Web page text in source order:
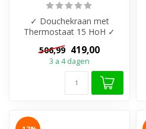
✓ Douchekraan met
Thermostaat 15 HoH ✓
in 7 kleuren ✓ M...
506,99 419,00
3 a 4 dagen